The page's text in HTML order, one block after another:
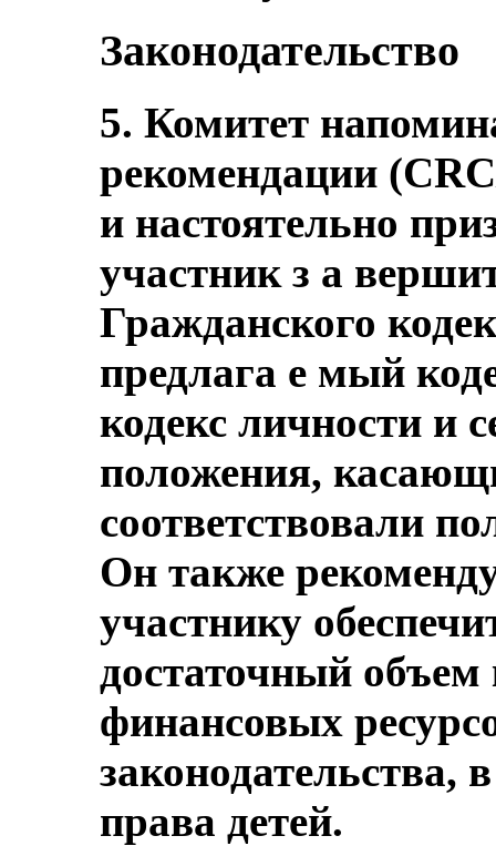
Законодательство
5. Комитет
рекомендации
и настоятельно
участник з а
Гражданского
предлага е мый
кодекс личности и
положения,
соответствовали
Он также
участнику
достаточный
финансовых
законодательства,
права детей.